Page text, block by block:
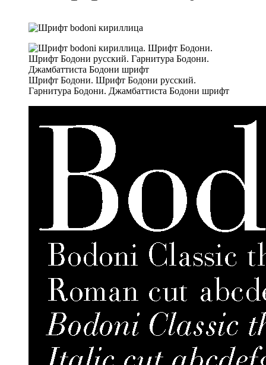
Шрифт Бодони. Шрифт Бодони русский.
Гарнитура Бодони. Джамбаттиста Бодони шрифт